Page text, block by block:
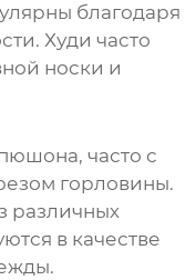
благодаря
Худи часто
носки и
часто с
горловины.
различных
в качестве